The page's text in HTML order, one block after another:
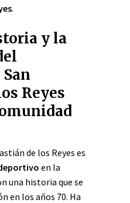
.
y la
Reyes
de los Reyes es
en la
una historia que se
en los años 70. Ha